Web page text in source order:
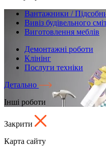
Вантажники /
Вивіз будівельного
Виготовлення меблів
Демонтажні роботи
Клінінг
Послуги техніки
Детально
Інші роботи
Закрити
Карта сайту